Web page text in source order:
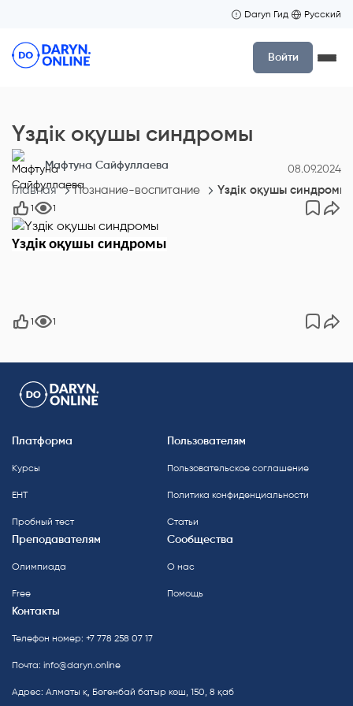
Daryn Гид Русский
Войти
Үздік оқушы синдромы
Мафтуна Сайфуллаева 08.09.2024
Главная Познание-воспитание Үздік оқушы синдромы
1 1
Үздік оқушы синдромы
1 1
Платформа
Курсы
ЕНТ
Пробный тест
Пользователям
Пользовательское соглашение
Политика конфиденциальности
Статьи
Преподавателям
Олимпиада
Free
Сообщества
О нас
Помощь
Контакты
Телефон номер: +7 778 258 07 17
Почта: info@daryn.online
Адрес: Алматы қ, Бөгенбай батыр көш, 150, 8 қаб